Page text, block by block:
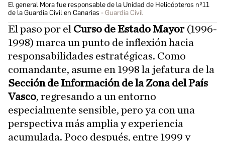
El general Mora fue responsable de la Unidad de Helicópteros nº11
de la Guardia Civil en Canarias
Guardia Civil
El paso por el Curso de Estado Mayor(1996-
1998) marca un punto de inflexión hacia
responsabilidades estratégicas. Como
comandante, asume en 1998 la jefatura de la
Sección de Información de la Zona del País
Vasco, regresando a un entorno
especialmente sensible, pero ya con una
perspectiva más amplia y experiencia
acumulada. Poco después, entre 1999 y